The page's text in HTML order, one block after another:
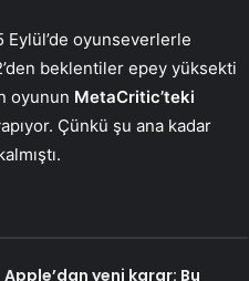
Eylül’de oyunseverlerle
beklentiler epey yüksekti
oyunun MetaCritic’teki
Çünkü şu ana kadar
Apple’dan yeni karar: Bu